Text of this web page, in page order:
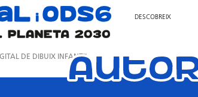
DE DIBUIX INFANTIL
DESCOBREIX